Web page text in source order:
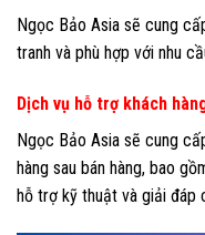
Ngọc Bảo Asia sẽ cung
tranh và phù hợp với nhu
Dịch vụ hỗ trợ khách
Ngọc Bảo Asia sẽ cung
hàng sau bán hàng, bao
hỗ trợ kỹ thuật và giải đáp